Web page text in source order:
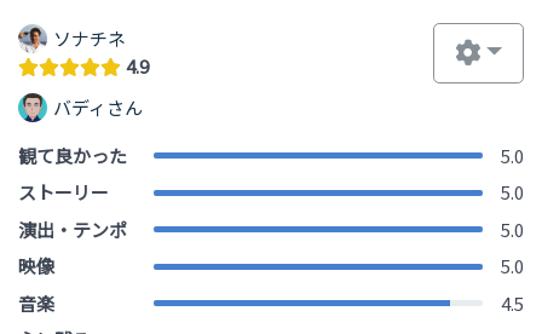
dark)
ソナチネ
4.9
バディさん
観て良かった
5.0
ストーリー
5.0
演出・テンポ
5.0
映像
5.0
音楽
4.5